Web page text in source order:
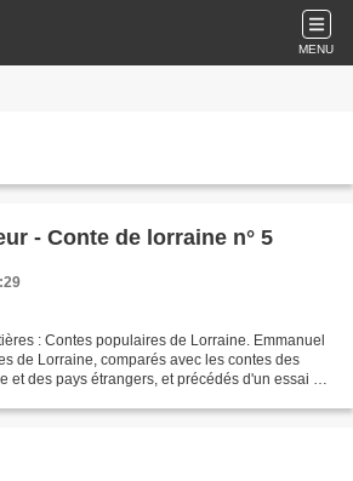
MENU
- Conte de lorraine n° 5
: Contes populaires de Lorraine. Emmanuel
de Lorraine, comparés avec les contes des
et des pays étrangers, et précédés d'un essai sur